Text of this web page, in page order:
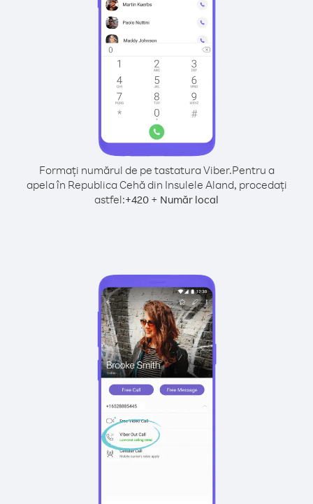
Formați numărul de pe tastatura Viber.Pentru a
apela în Republica Cehă din Insulele Aland, procedați
astfel:+420 + Număr local